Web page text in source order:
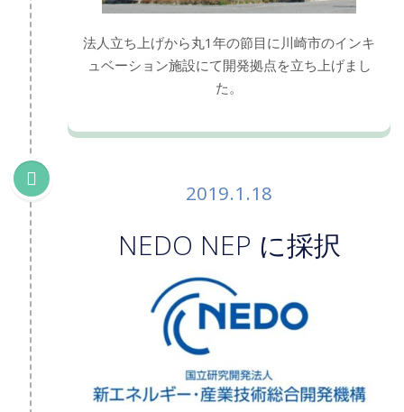
法人立ち上げから丸1年の節目に川崎市のインキ
ュベーション施設にて開発拠点を立ち上げまし
た。
2019.1.18
NEDO NEP に採択